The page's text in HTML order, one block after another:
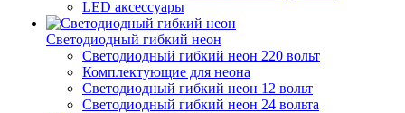
LED аксессуары
Светодиодный гибкий неон
Светодиодный гибкий неон 220 вольт
Комплектующие для неона
Светодиодный гибкий неон 12 вольт
Светодиодный гибкий неон 24 вольта